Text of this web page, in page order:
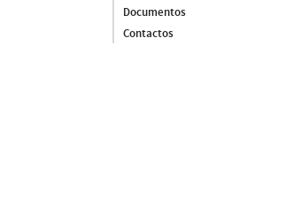
Documentos
Contactos